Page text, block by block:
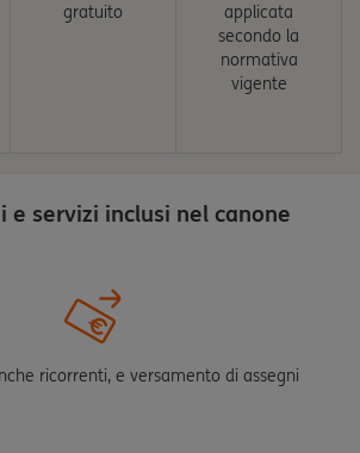
gratuito
applicata
secondo la
normativa
vigente
e servizi inclusi nel canone
ricorrenti, e versamento di assegni